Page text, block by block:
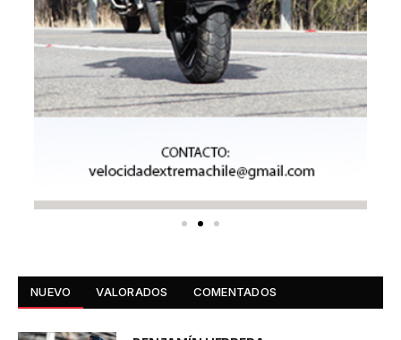
NUEVO VALORADOS COMENTADOS